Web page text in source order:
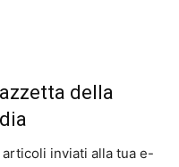
della
inviati alla tua e-